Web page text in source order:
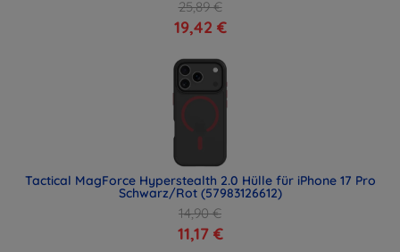
25,89 €
19,42 €
Tactical MagForce Hyperstealth 2.0 Hülle für iPhone 17 Pro
Schwarz/Rot (57983126612)
14,90 €
11,17 €